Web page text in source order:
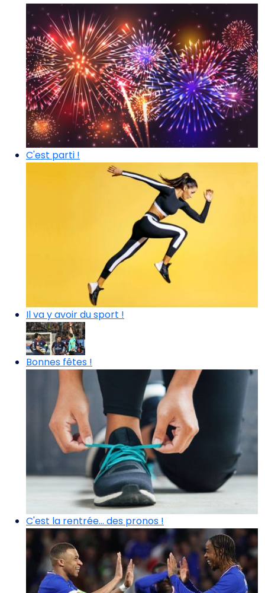
C'est parti !
Il va y avoir du sport !
Bonnes fêtes !
C'est la rentrée... des pronos !